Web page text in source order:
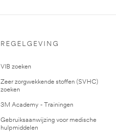
REGELGEVING
VIB zoeken
Zeer zorgwekkende stoffen (SVHC)
zoeken
3M Academy - Trainingen
Gebruiksaanwijzing voor medische
hulpmiddelen